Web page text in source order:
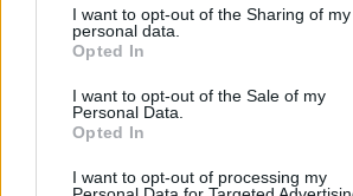
not limited to your visit or usage
grant or deny consent to Google and its
use your data for below specified
consent section.
I want to opt-out of the Sharing of my
personal data.
Opted In
I want to opt-out of the Sale of my
Personal Data.
Opted In
I want to opt-out of processing my
De esélyegyenlőségből lett nekünk
szépségkirálynőnk, meg
megint nincs semmi gond, szépek,
érdemlik, ráadásul küzdenek a
az ország ugyan nem rúg bele, de le
fejüket. És a média ezzel kipipálta az